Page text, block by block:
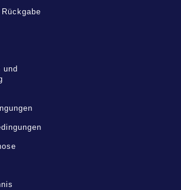
und